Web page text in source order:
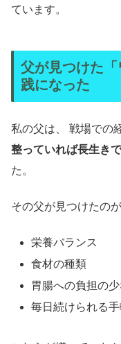
ています。
父が見つけた
践になった
私の父は、 戦場での
整っていれば長生きで
た。
その父が見つけたのが
栄養バランス
食材の種類
胃腸への負担の少
毎日続けられる手